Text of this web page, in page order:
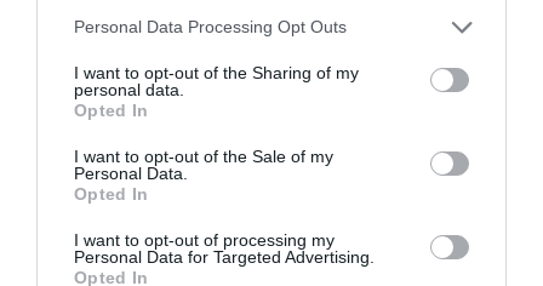
Please note that this website/app uses one or more Google
not limited to your visit or usage behaviour. You may click to
grant or deny consent to Google and its third-party tags to
use your data for below specified purposes in below Google
consent section.
Personal Data Processing Opt Outs
I want to opt-out of the Sharing of my
personal data.
Opted In
I want to opt-out of the Sale of my
Personal Data.
Opted In
I want to opt-out of processing my
Personal Data for Targeted Advertising.
Opted In